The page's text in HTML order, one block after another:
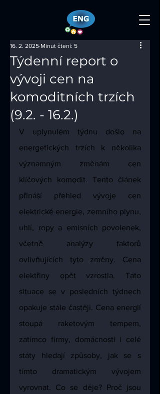
Týdenní report o
vývoji cen na
komoditních trzích
(9.2. - 16.2.)
16. 2. 2025 Minut čtení: 5
V uplynulém týdnu došlo na
energetických trzích k několika
významným změnám cen
klíčových komodit. Tento článek
přináší přehled vývoje cen
elektrické energie, zemního plynu,
uhlí, ropy a emisních povolenek,
včetně analýzy faktorů
ovlivňujících tyto změny. Cena
elektřiny opět vzrostla. Tato
situace se v posledních týdnech
opakuje stále častěji. Cena energií
stoupá raketovým tempem,
zatímco firmy, domácnosti i celé
státy hledají způsoby, jak se s
tímto dramatickým vývojem
vyrovnat. Co se děje? Proč jsou